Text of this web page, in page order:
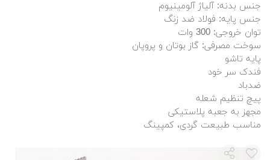
جنس بدنه: آلیاژ آلومینیوم
جنس پایه: فولاد ضد زنگ
توان خروجی: 300 وات
سوخت مصرفی: گاز بوتان و پروپان
پایه تاشو
فندک سر خود
ضدباد
پیچ تنظیم شعله
مجهز به جعبه پلاستیکی
مناسب طبیعت گردی، کمپینگ